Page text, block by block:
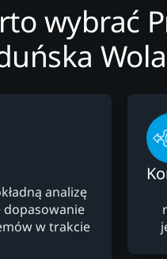
wybrać
analizę
w trakcie